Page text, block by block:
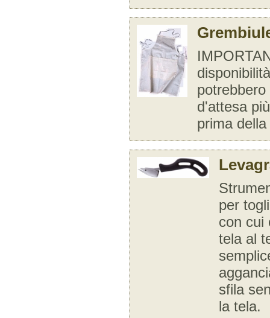
d'attesa
prima
per
con cui
tela al
sfila
la tela.